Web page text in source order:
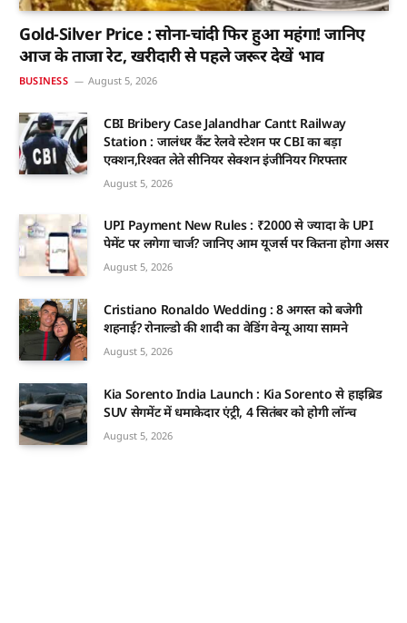
Gold-Silver Price : सोना-चांदी फिर हुआ महंगा! जानिए
आज के ताजा रेट, खरीदारी से पहले जरूर देखें भाव
BUSINESS August 5, 2026
CBI Bribery Case Jalandhar Cantt Railway
Station : जालंधर कैंट रेलवे स्टेशन पर CBI का बड़ा
एक्शन,रिश्वत लेते सीनियर सेक्शन इंजीनियर गिरफ्तार
August 5, 2026
UPI Payment New Rules : ₹2000 से ज्यादा के UPI
पेमेंट पर लगेगा चार्ज? जानिए आम यूजर्स पर कितना होगा असर
August 5, 2026
Cristiano Ronaldo Wedding : 8 अगस्त को बजेगी
शहनाई? रोनाल्डो की शादी का वेडिंग वेन्यू आया सामने
August 5, 2026
Kia Sorento India Launch : Kia Sorento से हाइब्रिड
SUV सेगमेंट में धमाकेदार एंट्री, 4 सितंबर को होगी लॉन्च
August 5, 2026